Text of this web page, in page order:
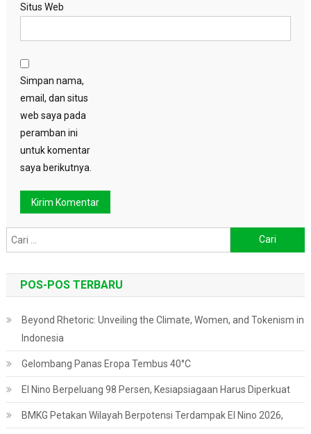
Situs Web
Simpan nama,
email, dan situs
web saya pada
peramban ini
untuk komentar
saya berikutnya.
untuk:
POS-POS TERBARU
Beyond Rhetoric: Unveiling the Climate, Women, and Tokenism in
Indonesia
Gelombang Panas Eropa Tembus 40°C
El Nino Berpeluang 98 Persen, Kesiapsiagaan Harus Diperkuat
BMKG Petakan Wilayah Berpotensi Terdampak El Nino 2026,